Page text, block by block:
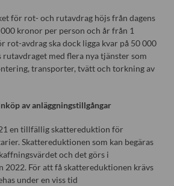
för rot- och rutavdrag höjs från dagens
kronor per person och år från 1
rot-avdrag ska dock ligga kvar på 50 000
rutavdraget med flera nya tjänster som
transporter, tvätt och torkning av
av anläggningstillgångar
en tillfällig skattereduktion för
Skattereduktionen som kan begäras
och det görs i
2022. För att få skattereduktionen krävs
under en viss tid